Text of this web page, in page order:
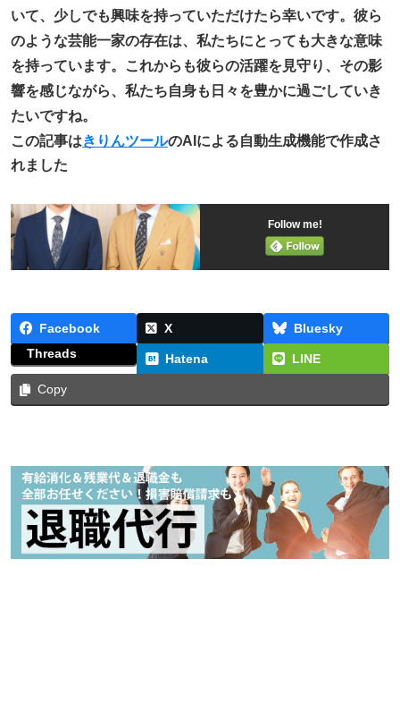
いて、少しでも興味を持っていただけたら幸いです。彼ら
のような芸能一家の存在は、私たちにとっても大きな意味
を持っています。これからも彼らの活躍を見守り、その影
響を感じながら、私たち自身も日々を豊かに過ごしていき
たいですね。
この記事はきりんツールのAIによる自動生成機能で作成さ
れました
Follow me!
Facebook X
Bluesky
Threads
Hatena LINE
Copy